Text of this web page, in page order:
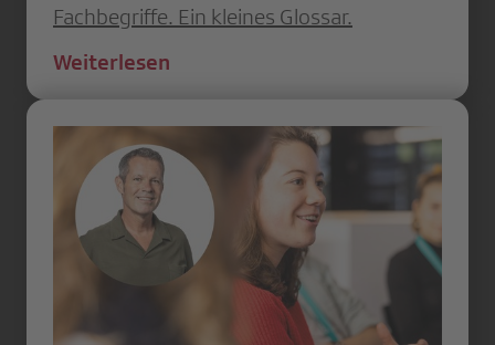
Fachbegriffe. Ein kleines Glossar.
Weiterlesen